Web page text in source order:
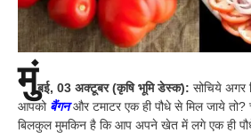
मुंबई, 03 अक्टूबर (कृषि भूमि डेस्क): सोचिये अगर
आपको बैंगन और टमाटर एक ही पौधे से मिल जाये तो?
बिलकुल मुमकिन है कि आप अपने खेत में लगे एक ही